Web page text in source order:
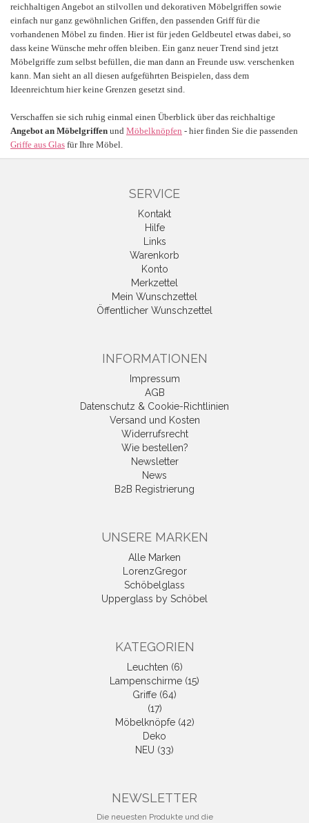
reichhaltigen Angebot an stilvollen und dekorativen Möbelgriffen sowie
einfach nur ganz gewöhnlichen Griffen, den passenden Griff für die
vorhandenen Möbel zu finden. Hier ist für jeden Geldbeutel etwas dabei, so
dass keine Wünsche mehr offen bleiben. Ein ganz neuer Trend sind jetzt
Möbelgriffe zum selbst befüllen, die man dann an Freunde usw. verschenken
kann. Man sieht an all diesen aufgeführten Beispielen, dass dem
Ideenreichtum hier keine Grenzen gesetzt sind.
Verschaffen sie sich ruhig einmal einen Überblick über das reichhaltige
Angebot an Möbelgriffen und Möbelknöpfen - hier finden Sie die passenden
Griffe aus Glas für Ihre Möbel.
SERVICE
Kontakt
Hilfe
Links
Warenkorb
Konto
Merkzettel
Mein Wunschzettel
Öffentlicher Wunschzettel
INFORMATIONEN
Impressum
AGB
Datenschutz & Cookie-Richtlinien
Versand und Kosten
Widerrufsrecht
Wie bestellen?
Newsletter
News
B2B Registrierung
UNSERE MARKEN
Alle Marken
LorenzGregor
Schöbelglass
Upperglass by Schöbel
KATEGORIEN
Leuchten (6)
Lampenschirme (15)
Griffe (64)
(17)
Möbelknöpfe (42)
Deko
NEU (33)
NEWSLETTER
Die neuesten Produkte und die